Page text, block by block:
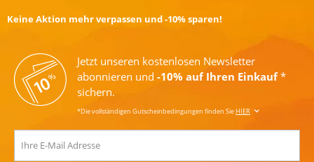
Keine Aktion mehr verpassen und -10% sparen!
Jetzt unseren kostenlosen Newsletter
abonnieren und -10% auf Ihren Einkauf*
sichern.
*Die vollständigen Gutscheinbedingungen finden SieHIER